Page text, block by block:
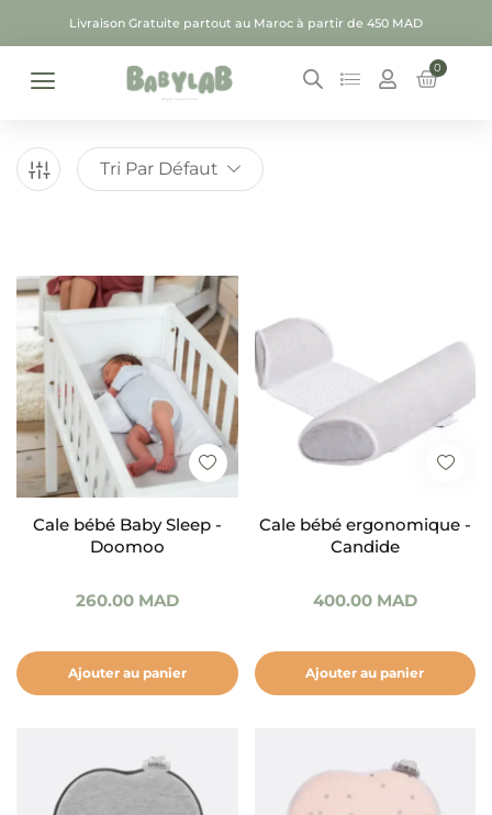
Livraison Gratuite partout au Maroc à partir de 450 MAD
0
Tri Par Défaut
Cale bébé Baby Sleep -
Doomoo
260.00 MAD
Ajouter au panier
Cale bébé ergonomique -
Candide
400.00 MAD
Ajouter au panier